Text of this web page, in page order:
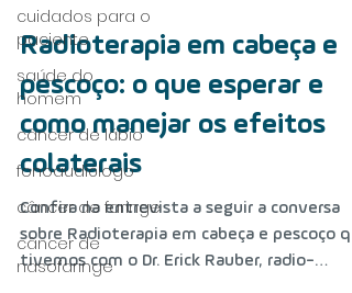
cuidados para o
paciente
saúde do
homem
câncer de lábio
fonoaudiólogo
câncer de faringe
câncer de
nasofaringe
Radioterapia em cabeça e
pescoço: o que esperar e
como manejar os efeitos
colaterais